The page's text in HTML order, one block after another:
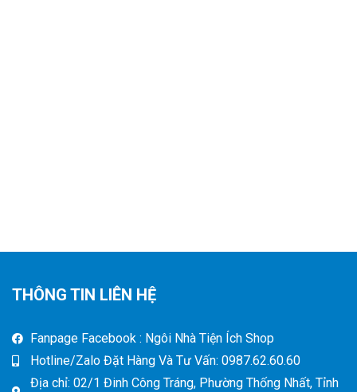
THÔNG TIN LIÊN HỆ
Fanpage Facebook : Ngôi Nhà Tiện Ích Shop
Hotline/Zalo Đặt Hàng Và Tư Vấn: 0987.62.60.60
Địa chỉ: 02/1 Đinh Công Tráng, Phường Thống Nhất, Tỉnh